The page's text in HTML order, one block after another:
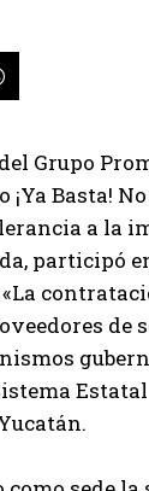
Grupo
Basta!
a la
participó
de
Estatal